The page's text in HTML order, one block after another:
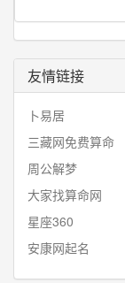
友情链接
卜易居
三藏网免费算命
周公解梦
大家找算命网
星座360
安康网起名